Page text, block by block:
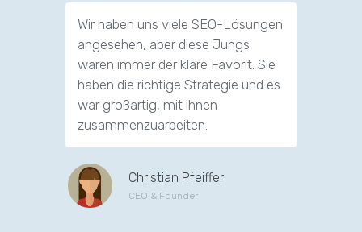
Wir haben uns viele SEO-Lösungen
angesehen, aber diese Jungs
waren immer der klare Favorit. Sie
haben die richtige Strategie und es
war großartig, mit ihnen
zusammenzuarbeiten.
Christian Pfeiffer
CEO & Founder